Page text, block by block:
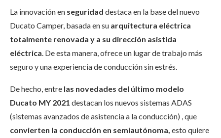
La innovación en seguridad destaca en la base del nuevo
Ducato Camper, basada en su arquitectura eléctrica
totalmente renovada y a su dirección asistida
eléctrica. De esta manera, ofrece un lugar de trabajo más
seguro y una experiencia de conducción sin estrés.
De hecho, entre las novedades del último modelo
Ducato MY 2021 destacan los nuevos sistemas ADAS
(sistemas avanzados de asistencia a la conducción) , que
convierten la conducción en semiautónoma, esto quiere